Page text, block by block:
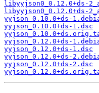
libyyjson0_0.12.0+ds-
libyyjson0_0.12.0+ds-
yyjson_0.10.0+ds-
yyjson_0.10.0+ds-1.dsc
yyjson_0.12.0+ds-
yyjson_0.12.0+ds-1.dsc
yyjson_0.12.0+ds-
yyjson_0.12.0+ds-2.dsc